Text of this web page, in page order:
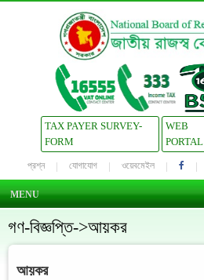
TAX PAYER SURVEY-
FORM
WEB
PORTAL
প্রশ্ন যোগাযোগ ওয়েবমেইল
MENU
গণ-বিজ্ঞপ্তি->আয়কর
আয়কর